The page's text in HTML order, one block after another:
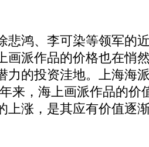
鸿、李可染等领军的
画派作品的价格也在悄
力的投资洼地。上海海
来，海上画派作品的价
上涨，是其应有价值逐